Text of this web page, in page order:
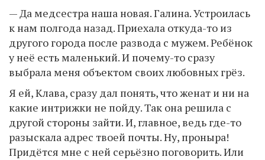
— Да медсестра наша новая. Галина. Устроилась
к нам полгода назад. Приехала откуда-то из
другого города после развода с мужем. Ребёнок
у неё есть маленький. И почему-то сразу
выбрала меня объектом своих любовных грёз.
Я ей, Клава, сразу дал понять, что женат и ни на
какие интрижки не пойду. Так она решила с
другой стороны зайти. И, главное, ведь где-то
разыскала адрес твоей почты. Ну, проныра!
Придётся мне с ней серьёзно поговорить. Или